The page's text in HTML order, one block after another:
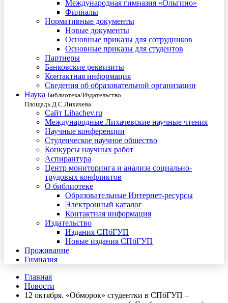
Международная гимназия «Ольгино»
Филиалы
Нормативные документы
Новые документы
Основные приказы для сотрудников
Основные приказы для студентов
Партнеры
Банковские реквизиты
Контактная информация
Сведения об образовательной организации
Наука Библиотека/Издательство
Площадь Д.С.Лихачева
Сайт Lihachev.ru
Международные Лихачевские научные чтения
Научные конференции
Студенческое научное общество
Конкурсы научных работ
Аспирантура
Центр мониторинга и анализа социально-
трудовых конфликтов
О библиотеке
Образовательные Интернет-ресурсы
Электронный каталог
Контактная информация
Издательство
Издания СПбГУП
Новые издания СПбГУП
Проживание
Гимназия
Главная
Новости
12 октября. «Обморок» студентки в СПбГУП –